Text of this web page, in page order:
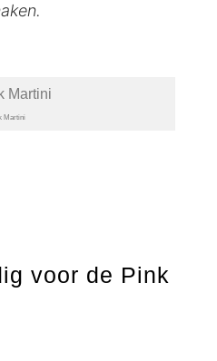
Martini
voor de Pink